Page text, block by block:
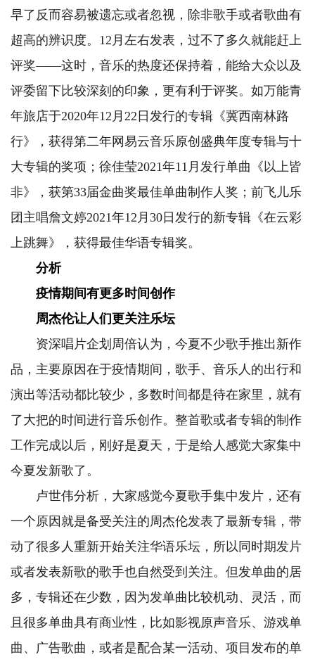
早了反而容易被遗忘或者忽视，除非歌手或者歌曲有
超高的辨识度。12月左右发表，过不了多久就能赶上
评奖——这时，音乐的热度还保持着，能给大众以及
评委留下比较深刻的印象，更有利于评奖。如万能青
年旅店于2020年12月22日发行的专辑《冀西南林路
行》，获得第二年网易云音乐原创盛典年度专辑与十
大专辑的奖项；徐佳莹2021年11月发行单曲《以上皆
非》，获第33届金曲奖最佳单曲制作人奖；前飞儿乐
团主唱詹文婷2021年12月30日发行的新专辑《在云彩
上跳舞》，获得最佳华语专辑奖。
分析
疫情期间有更多时间创作
周杰伦让人们更关注乐坛
资深唱片企划周倍认为，今夏不少歌手推出新作
品，主要原因在于疫情期间，歌手、音乐人的出行和
演出等活动都比较少，多数时间都是待在家里，就有
了大把的时间进行音乐创作。整首歌或者专辑的制作
工作完成以后，刚好是夏天，于是给人感觉大家集中
今夏发新歌了。
卢世伟分析，大家感觉今夏歌手集中发片，还有
一个原因就是备受关注的周杰伦发表了最新专辑，带
动了很多人重新开始关注华语乐坛，所以同时期发片
或者发表新歌的歌手也自然受到关注。但发单曲的居
多，专辑还在少数，因为发单曲比较机动、灵活，而
且很多单曲具有商业性，比如影视原声音乐、游戏单
曲、广告歌曲，或者是配合某一活动、项目发布的单